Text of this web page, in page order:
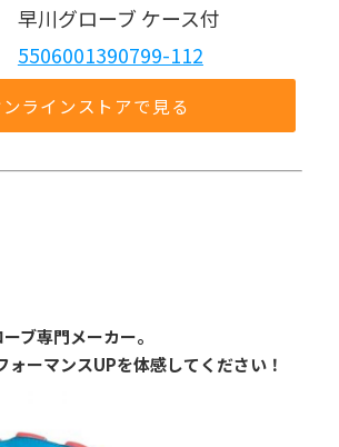
川グローブ ケース付
5506001390799-112
ラインストアで見る
ブ専門メーカー。
ォーマンスUPを体感してください！